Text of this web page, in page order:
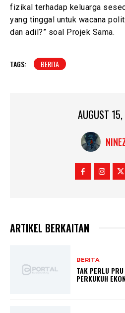
fizikal terhadap keluarga
yang tinggal untuk wacana
dan adil?” soal Projek Sama.
TAGS: BERITA
AUGUST
ARTIKEL BERKAITAN
BERITA
TAK PERLU
PERKUKUH